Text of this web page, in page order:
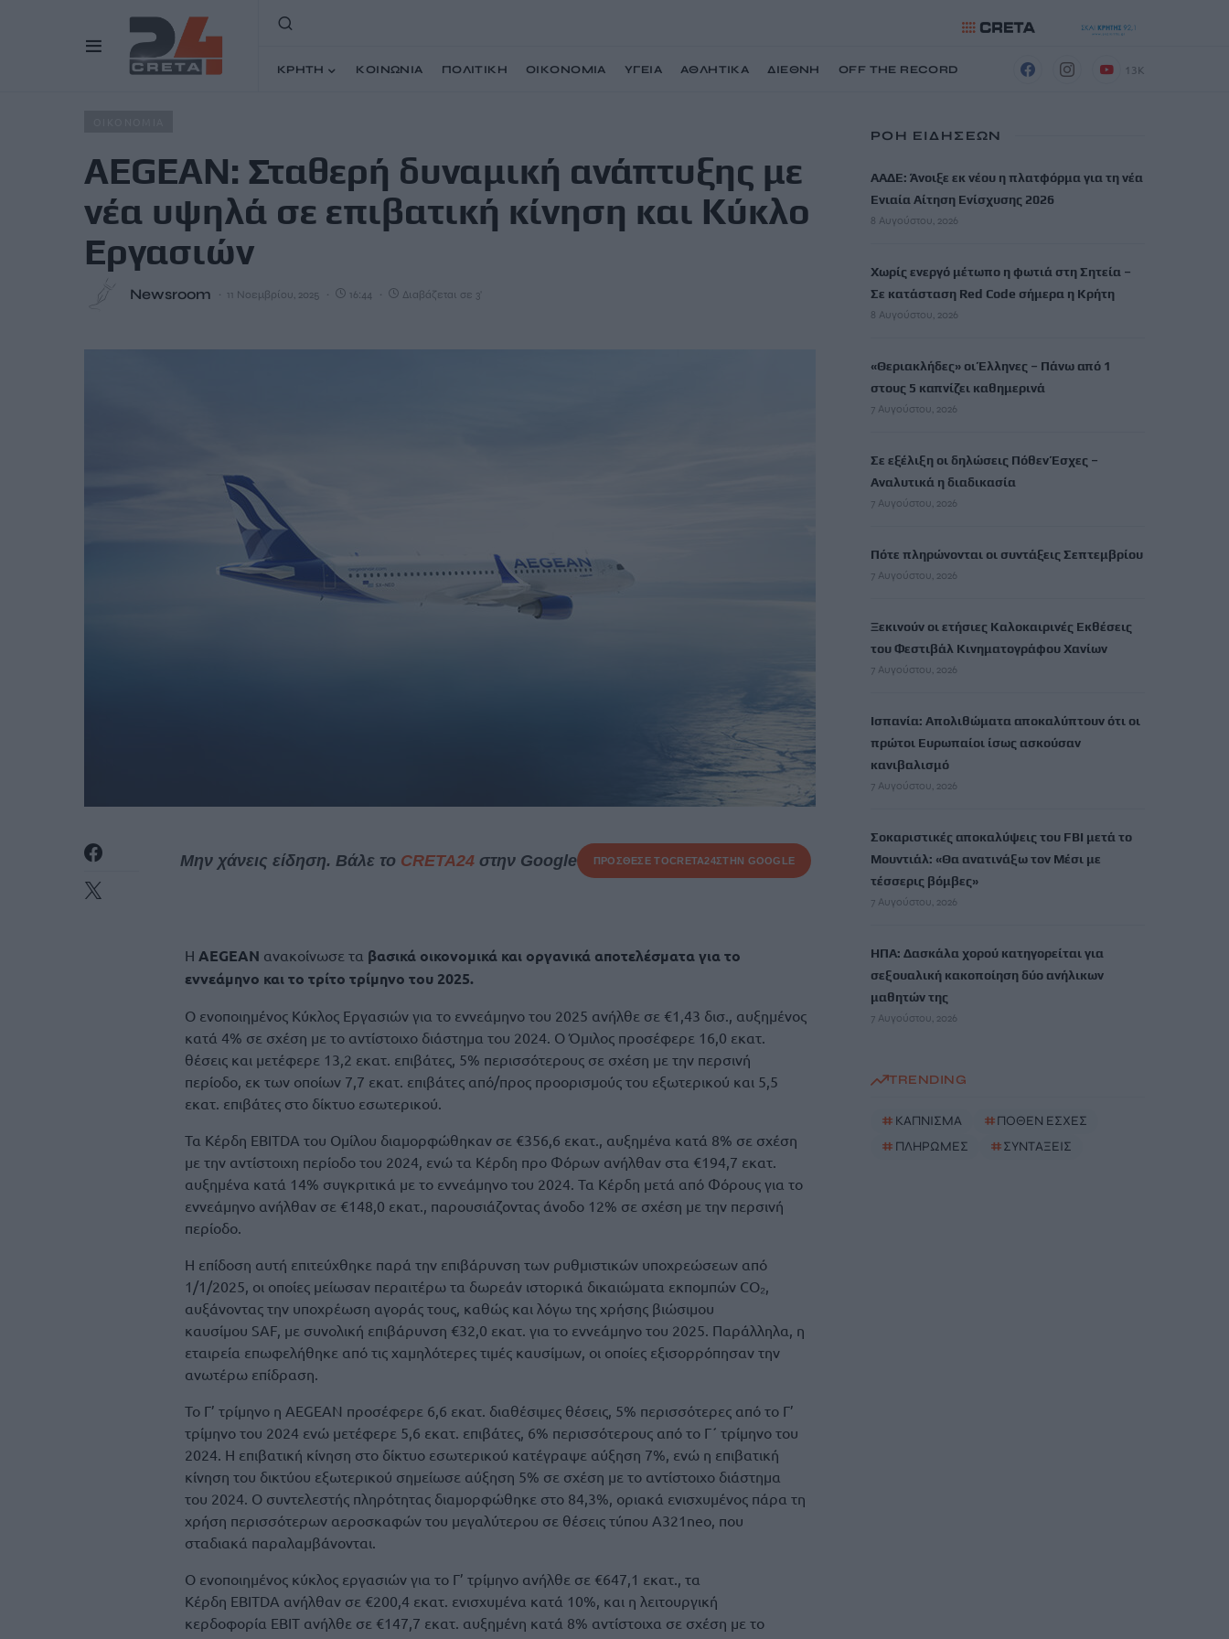
ΚΡΗΤΗ ΚΟΙΝΩΝΙΑ ΠΟΛΙΤΙΚΗ ΟΙΚΟΝΟΜΙΑ ΥΓΕΙΑ ΑΘΛΗΤΙΚΑ ΔΙΕΘΝΗ OFF THE RECORD 13K
Άρθρα AEGEAN: Σταθερή δυναμική ανάπτυξης με νέα υψηλά σε επιβατική κίνηση και Κύκλο Εργασιών
AEGEAN: Σταθερή δυναμική ανάπτυξης με
νέα υψηλά σε επιβατική κίνηση και Κύκλο
Εργασιών
Newsroom 11 Νοεμβρίου, 2025 16:44 Διαβάζεται σε 3'
Μην χάνεις είδηση. Βάλε το CRETA24στην Google ΠΡΟΣΘΕΣΕ ΤΟCRETA24ΣΤΗΝ GOOGLE
H AEGEAN ανακοίνωσε τα βασικά οικονομικά και οργανικά αποτελέσματα για το
εννεάμηνο και το τρίτο τρίμηνο του 2025.
Ο ενοποιημένος Κύκλος Εργασιών για το εννεάμηνο του 2025 ανήλθε σε €1,43 δισ., αυξημένος
κατά 4% σε σχέση με το αντίστοιχο διάστημα του 2024. Ο Όμιλος προσέφερε 16,0 εκατ.
θέσεις και μετέφερε 13,2 εκατ. επιβάτες, 5% περισσότερους σε σχέση με την περσινή
περίοδο, εκ των οποίων 7,7 εκατ. επιβάτες από/προς προορισμούς του εξωτερικού και 5,5
εκατ. επιβάτες στο δίκτυο εσωτερικού.
Τα Κέρδη EBITDA του Ομίλου διαμορφώθηκαν σε €356,6 εκατ., αυξημένα κατά 8% σε σχέση
με την αντίστοιχη περίοδο του 2024, ενώ τα Κέρδη προ Φόρων ανήλθαν στα €194,7 εκατ.
αυξημένα κατά 14% συγκριτικά με το εννεάμηνο του 2024. Τα Κέρδη μετά από Φόρους για το
εννεάμηνο ανήλθαν σε €148,0 εκατ., παρουσιάζοντας άνοδο 12% σε σχέση με την περσινή
περίοδο.
Η επίδοση αυτή επιτεύχθηκε παρά την επιβάρυνση των ρυθμιστικών υποχρεώσεων από
1/1/2025, οι οποίες μείωσαν περαιτέρω τα δωρεάν ιστορικά δικαιώματα εκπομπών CO₂,
αυξάνοντας την υποχρέωση αγοράς τους, καθώς και λόγω της χρήσης βιώσιμου
καυσίμου SAF, με συνολική επιβάρυνση €32,0 εκατ. για το εννεάμηνο του 2025. Παράλληλα, η
εταιρεία επωφελήθηκε από τις χαμηλότερες τιμές καυσίμων, οι οποίες εξισορρόπησαν την
ανωτέρω επίδραση.
Το Γ’ τρίμηνο η ΑΕGEAN προσέφερε 6,6 εκατ. διαθέσιμες θέσεις, 5% περισσότερες από το Γ’
τρίμηνο του 2024 ενώ μετέφερε 5,6 εκατ. επιβάτες, 6% περισσότερους από το Γ΄ τρίμηνο του
2024. Η επιβατική κίνηση στο δίκτυο εσωτερικού κατέγραψε αύξηση 7%, ενώ η επιβατική
κίνηση του δικτύου εξωτερικού σημείωσε αύξηση 5% σε σχέση με το αντίστοιχο διάστημα
του 2024. Ο συντελεστής πληρότητας διαμορφώθηκε στο 84,3%, οριακά ενισχυμένος πάρα τη
χρήση περισσότερων αεροσκαφών του μεγαλύτερου σε θέσεις τύπου A321neo, που
σταδιακά παραλαμβάνονται.
Ο ενοποιημένος κύκλος εργασιών για το Γ’ τρίμηνο ανήλθε σε €647,1 εκατ., τα
Κέρδη EBITDA ανήλθαν σε €200,4 εκατ. ενισχυμένα κατά 10%, και η λειτουργική
κερδοφορία EBIT ανήλθε σε €147,7 εκατ. αυξημένη κατά 8% αντίστοιχα σε σχέση με το
ΡΟΗ ΕΙΔΗΣΕΩΝ
ΑΑΔΕ: Άνοιξε εκ νέου η πλατφόρμα για τη νέα
Ενιαία Αίτηση Ενίσχυσης 2026
8 Αυγούστου, 2026
Χωρίς ενεργό μέτωπο η φωτιά στη Σητεία –
Σε κατάσταση Red Code σήμερα η Κρήτη
8 Αυγούστου, 2026
«Θεριακλήδες» οι Έλληνες – Πάνω από 1
στους 5 καπνίζει καθημερινά
7 Αυγούστου, 2026
Σε εξέλιξη οι δηλώσεις Πόθεν Έσχες –
Αναλυτικά η διαδικασία
7 Αυγούστου, 2026
Πότε πληρώνονται οι συντάξεις Σεπτεμβρίου
7 Αυγούστου, 2026
Ξεκινούν οι ετήσιες Καλοκαιρινές Εκθέσεις
του Φεστιβάλ Κινηματογράφου Χανίων
7 Αυγούστου, 2026
Ισπανία: Απολιθώματα αποκαλύπτουν ότι οι
πρώτοι Ευρωπαίοι ίσως ασκούσαν
κανιβαλισμό
7 Αυγούστου, 2026
Σοκαριστικές αποκαλύψεις του FBI μετά το
Μουντιάλ: «Θα ανατινάξω τον Μέσι με
τέσσερις βόμβες»
7 Αυγούστου, 2026
ΗΠΑ: Δασκάλα χορού κατηγορείται για
σεξουαλική κακοποίηση δύο ανήλικων
μαθητών της
7 Αυγούστου, 2026
TRENDING
# ΚΑΠΝΙΣΜΑ #ΠΟΘΕΝ ΕΣΧΕΣ
# ΠΛΗΡΩΜΕΣ #ΣΥΝΤΑΞΕΙΣ